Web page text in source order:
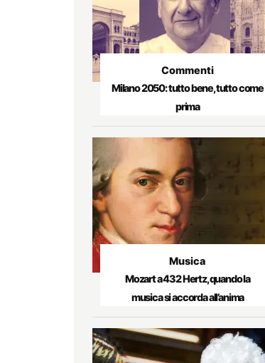
Commenti
Milano 2050: tutto bene, tutto come
prima
Musica
Mozart a 432 Hertz, quando la
musica si accorda all’anima